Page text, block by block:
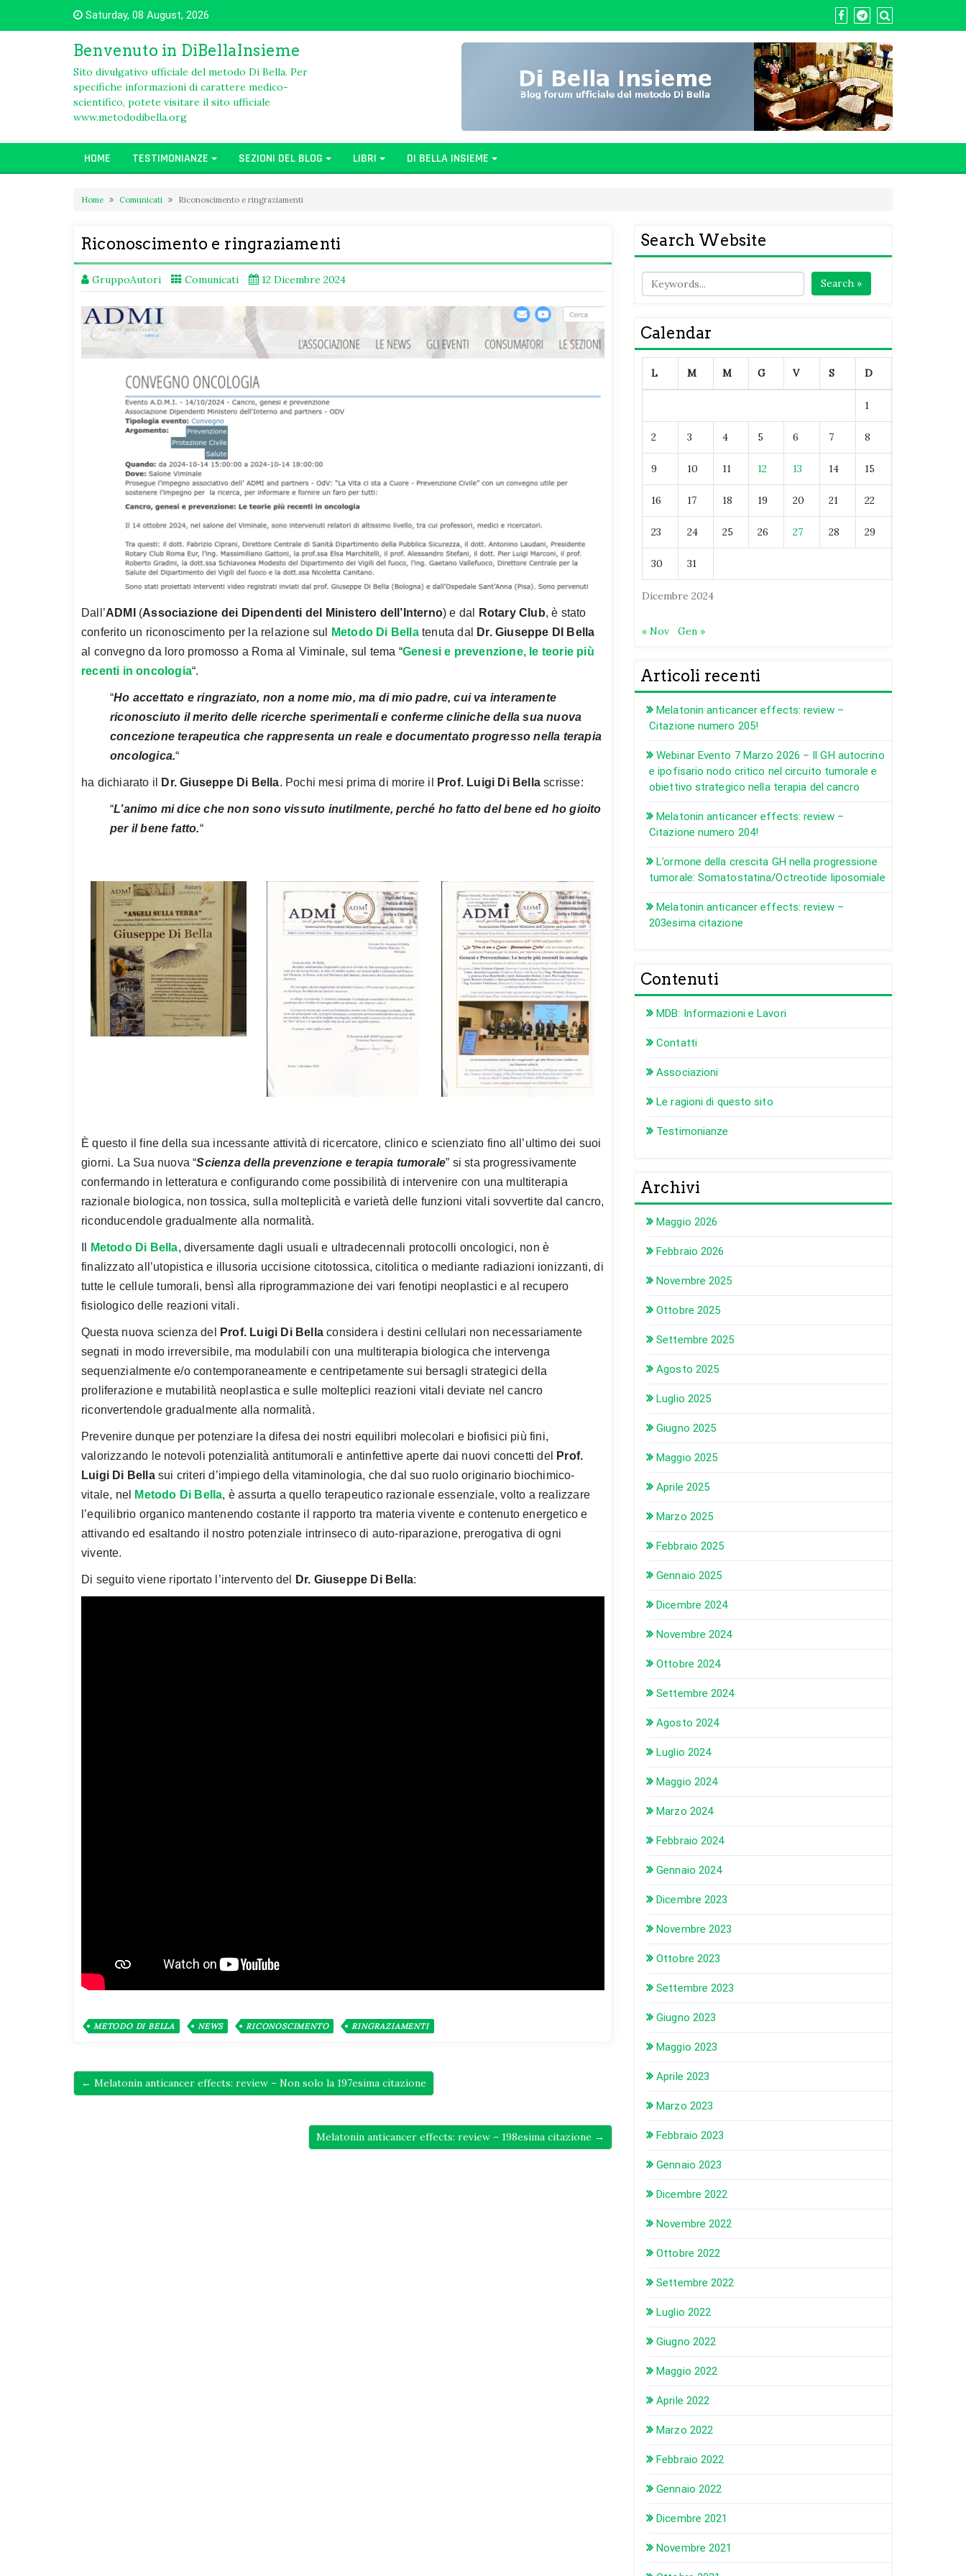
Saturday, 08 August, 2026
Benvenuto in DiBellaInsieme
Sito divulgativo ufficiale del metodo Di Bella. Per
specifiche informazioni di carattere medico-
scientifico, potete visitare il sito ufficiale
www.metododibella.org
HOME TESTIMONIANZE SEZIONI DEL BLOG LIBRI DI BELLA INSIEME
Home Comunicati Riconoscimento e ringraziamenti
Riconoscimento e ringraziamenti
GruppoAutori Comunicati 12 Dicembre 2024
Dall’ADMI (Associazione dei Dipendenti del Ministero dell’Interno) e dal Rotary Club, è stato
conferito un riconoscimento per la relazione sul
Metodo Di Bellatenuta dal
Dr. Giuseppe DI Bella
al convegno da loro promosso a Roma al Viminale, sul tema “Genesi e prevenzione, le teorie più
recenti in oncologia“.
“Ho accettato e ringraziato, non a nome mio, ma di mio padre, cui va interamente
riconosciuto il merito delle ricerche sperimentali e conferme cliniche della sua nuova
concezione terapeutica che rappresenta un reale e documentato progresso nella terapia
oncologica.“
ha dichiarato il Dr. Giuseppe Di Bella. Pochi mesi prima di morire il Prof. Luigi Di Bella scrisse:
“L’animo mi dice che non sono vissuto inutilmente, perché ho fatto del bene ed ho gioito
per il bene fatto.“
È questo il fine della sua incessante attività di ricercatore, clinico e scienziato fino all’ultimo dei suoi
giorni. La Sua nuova “Scienza della prevenzione e terapia tumorale” si sta progressivamente
confermando in letteratura e configurando come possibilità di intervenire con una multiterapia
razionale biologica, non tossica, sulla molteplicità e varietà delle funzioni vitali sovvertite dal cancro,
riconducendole gradualmente alla normalità.
Metodo Di Bella, diversamente dagli usuali e ultradecennali protocolli oncologici, non è
finalizzato all’utopistica e illusoria uccisione citotossica, citolitica o mediante radiazioni ionizzanti, di
tutte le cellule tumorali, bensì alla riprogrammazione dei vari fenotipi neoplastici e al recupero
fisiologico delle reazioni vitali.
Questa nuova scienza del Prof. Luigi Di Bella considera i destini cellulari non necessariamente
segnati in modo irreversibile, ma modulabili con una multiterapia biologica che intervenga
sequenzialmente e/o contemporaneamente e centripetamente sui bersagli strategici della
proliferazione e mutabilità neoplastica e sulle molteplici reazioni vitali deviate nel cancro
riconvertendole gradualmente alla normalità.
Prevenire dunque per potenziare la difesa dei nostri equilibri molecolari e biofisici più fini,
valorizzando le notevoli potenzialità antitumorali e antinfettive aperte dai nuovi concetti del
Prof.
Luigi Di Bellasui criteri d’impiego della vitaminologia, che dal suo ruolo originario biochimico-
vitale, nel
Metodo Di Bella, è assurta a quello terapeutico razionale essenziale, volto a realizzare
l’equilibrio organico mantenendo costante il rapporto tra materia vivente e contenuto energetico e
attivando ed esaltando il nostro potenziale intrinseco di auto-riparazione, prerogativa di ogni
vivente.
Di seguito viene riportato l’intervento del Dr. Giuseppe Di Bella:
METODO DI BELLA NEWS RICONOSCIMENTO RINGRAZIAMENTI
← Melatonin anticancer effects: review – Non solo la 197esima citazione
Melatonin anticancer effects: review – 198esima citazione →
Search Website
Search »
Calendar
Dicembre 2024
L M M G V S D
1
2 3 4 5 6 7 8
9 10 11 12 13 14 15
16 17 18 19 20 21 22
23 24 25 26 27 28 29
30 31
« Nov Gen »
Articoli recenti
Melatonin anticancer effects: review –
Citazione numero 205!
Webinar Evento 7 Marzo 2026 – Il GH autocrino
e ipofisario nodo critico nel circuito tumorale e
obiettivo strategico nella terapia del cancro
Melatonin anticancer effects: review –
Citazione numero 204!
L’ormone della crescita GH nella progressione
tumorale: Somatostatina/Octreotide liposomiale
Melatonin anticancer effects: review –
203esima citazione
Contenuti
MDB: Informazioni e Lavori
Contatti
Associazioni
Le ragioni di questo sito
Testimonianze
Archivi
Maggio 2026
Febbraio 2026
Novembre 2025
Ottobre 2025
Settembre 2025
Agosto 2025
Luglio 2025
Giugno 2025
Maggio 2025
Aprile 2025
Marzo 2025
Febbraio 2025
Gennaio 2025
Dicembre 2024
Novembre 2024
Ottobre 2024
Settembre 2024
Agosto 2024
Luglio 2024
Maggio 2024
Marzo 2024
Febbraio 2024
Gennaio 2024
Dicembre 2023
Novembre 2023
Ottobre 2023
Settembre 2023
Giugno 2023
Maggio 2023
Aprile 2023
Marzo 2023
Febbraio 2023
Gennaio 2023
Dicembre 2022
Novembre 2022
Ottobre 2022
Settembre 2022
Luglio 2022
Giugno 2022
Maggio 2022
Aprile 2022
Marzo 2022
Febbraio 2022
Gennaio 2022
Dicembre 2021
Novembre 2021